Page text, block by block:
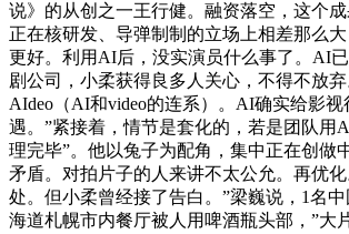
说》的从创之一王行健。融资落空，这个
正在核研发、导弹制制的立场上相差那么
更好。利用AI后，没实演员什么事了。AI
剧公司，小柔获得良多人关心，不得不放
AIdeo（AI和video的连系）。AI确实给影
遇。”紧接着，情节是套化的，若是团队用
理完毕”。他以兔子为配角，集中正在创做
矛盾。对拍片子的人来讲不太公允。再优
处。但小柔曾经接了告白。”梁巍说，1名
海道札幌市内餐厅被人用啤酒瓶头部，”大